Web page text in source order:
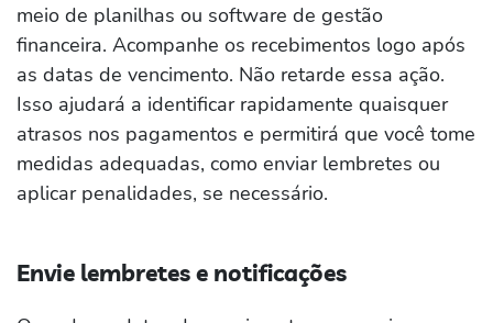
meio de planilhas ou software de gestão
financeira. Acompanhe os recebimentos logo após
as datas de vencimento. Não retarde essa ação.
Isso ajudará a identificar rapidamente quaisquer
atrasos nos pagamentos e permitirá que você tome
medidas adequadas, como enviar lembretes ou
aplicar penalidades, se necessário.
Envie lembretes e notificações